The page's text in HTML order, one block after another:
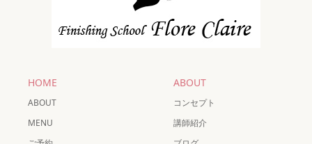
HOME
ABOUT
MENU
ABOUT
コンセプト
講師紹介